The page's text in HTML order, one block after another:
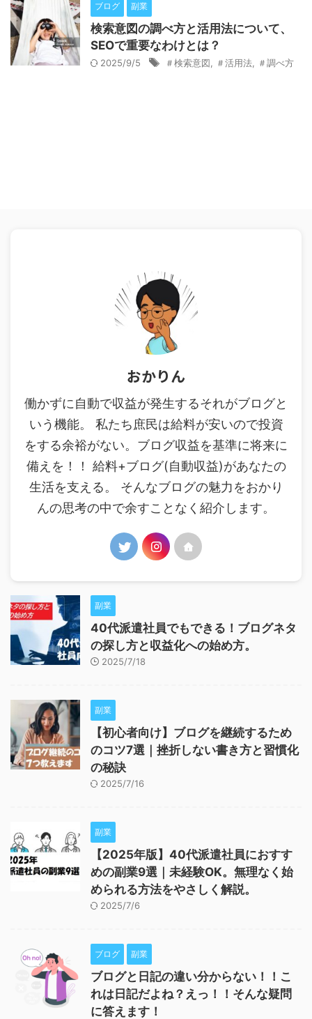
ブログ 副業
検索意図の調べ方と活用法について、
SEOで重要なわけとは？
2025/9/5 ＃検索意図 ＃活用法 ＃調べ方
おかりん
働かずに自動で収益が発生するそれがブログと
いう機能。 私たち庶民は給料が安いので投資
をする余裕がない。ブログ収益を基準に将来に
備えを！！ 給料+ブログ(自動収益)があなたの
生活を支える。 そんなブログの魅力をおかり
んの思考の中で余すことなく紹介します。
副業
40代派遣社員でもできる！ブログネタ
の探し方と収益化への始め方。
2025/7/18
副業
【初心者向け】ブログを継続するため
のコツ7選｜挫折しない書き方と習慣化
の秘訣
2025/7/16
副業
【2025年版】40代派遣社員におすす
めの副業9選｜未経験OK。無理なく始
められる方法をやさしく解説。
2025/7/6
ブログ 副業
ブログと日記の違い分からない！！こ
れは日記だよね？えっ！！そんな疑問
に答えます！